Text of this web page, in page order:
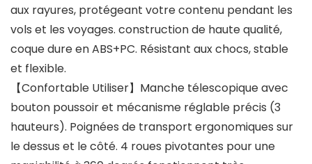
aux rayures, protégeant votre contenu pendant les
vols et les voyages. construction de haute qualité,
coque dure en ABS+PC. Résistant aux chocs, stable
et flexible.
【Confortable Utiliser】Manche télescopique avec
bouton poussoir et mécanisme réglable précis (3
hauteurs). Poignées de transport ergonomiques sur
le dessus et le côté. 4 roues pivotantes pour une